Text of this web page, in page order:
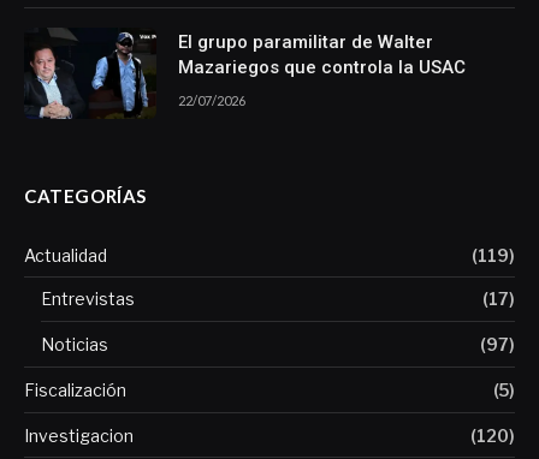
El grupo paramilitar de Walter
Mazariegos que controla la USAC
22/07/2026
CATEGORÍAS
Actualidad (119)
Entrevistas (17)
Noticias (97)
Fiscalización (5)
Investigacion (120)